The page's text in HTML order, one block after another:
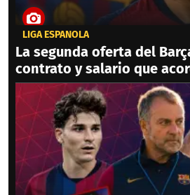
LIGA ESPAÑOLA
La segunda oferta del
contrato y salario que